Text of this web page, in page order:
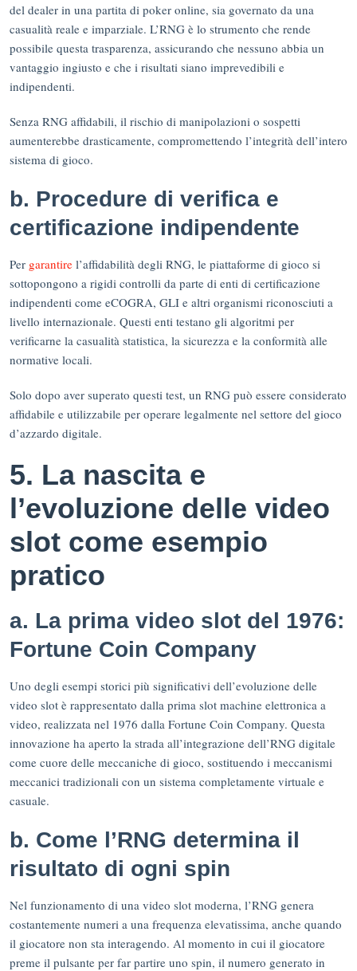
del dealer in una partita di poker online, sia governato da una
casualità reale e imparziale. L’RNG è lo strumento che rende
possibile questa trasparenza, assicurando che nessuno abbia un
vantaggio ingiusto e che i risultati siano imprevedibili e
indipendenti.
Senza RNG affidabili, il rischio di manipolazioni o sospetti
aumenterebbe drasticamente, compromettendo l’integrità dell’intero
sistema di gioco.
b. Procedure di verifica e
certificazione indipendente
Per garantire l’affidabilità degli RNG, le piattaforme di gioco si
sottopongono a rigidi controlli da parte di enti di certificazione
indipendenti come eCOGRA, GLI e altri organismi riconosciuti a
livello internazionale. Questi enti testano gli algoritmi per
verificarne la casualità statistica, la sicurezza e la conformità alle
normative locali.
Solo dopo aver superato questi test, un RNG può essere considerato
affidabile e utilizzabile per operare legalmente nel settore del gioco
d’azzardo digitale.
5. La nascita e
l’evoluzione delle video
slot come esempio
pratico
a. La prima video slot del 1976:
Fortune Coin Company
Uno degli esempi storici più significativi dell’evoluzione delle
video slot è rappresentato dalla prima slot machine elettronica a
video, realizzata nel 1976 dalla Fortune Coin Company. Questa
innovazione ha aperto la strada all’integrazione dell’RNG digitale
come cuore delle meccaniche di gioco, sostituendo i meccanismi
meccanici tradizionali con un sistema completamente virtuale e
casuale.
b. Come l’RNG determina il
risultato di ogni spin
Nel funzionamento di una video slot moderna, l’RNG genera
costantemente numeri a una frequenza elevatissima, anche quando
il giocatore non sta interagendo. Al momento in cui il giocatore
preme il pulsante per far partire uno spin, il numero generato in